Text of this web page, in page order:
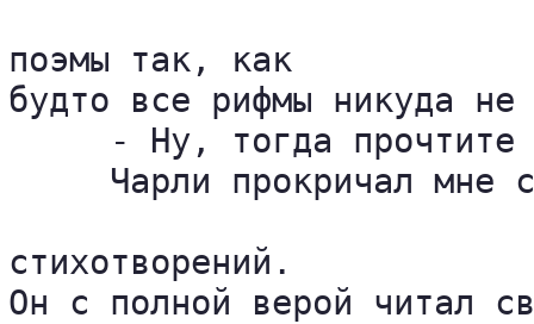
поэмы так, как
будто все рифмы никуда не
- Ну, тогда прочтите
Чарли прокричал мне
стихотворений.
Он с полной верой читал